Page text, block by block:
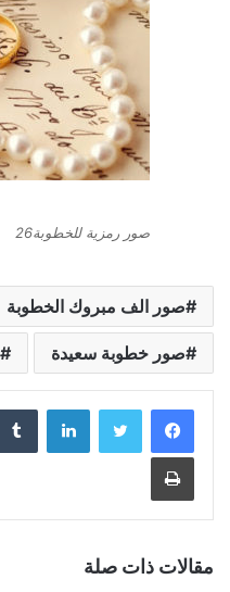
صور رمزية للخطوبة26
صور الف مبروك الخطوبة
صور خطوبة سعيدة
لينكدإن
طباعة
مقالات ذات صلة